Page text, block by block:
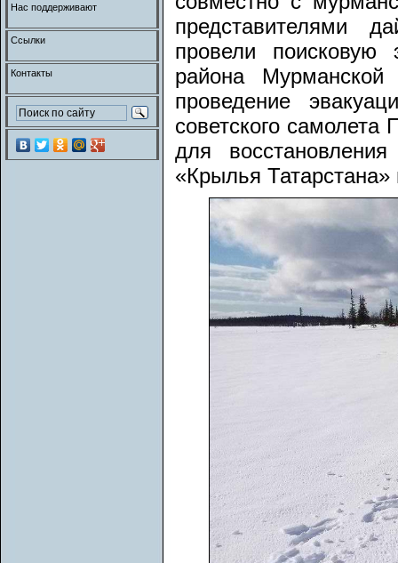
представителями
провели поисковую
района
проведение
советского самолета
для
«Крылья Татарстана»
Нас поддерживают
Ссылки
Контакты